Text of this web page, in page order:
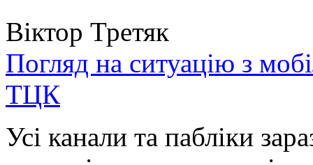
Віктор Третяк
Погляд на ситуацію з
ТЦК
Усі канали та пабліки